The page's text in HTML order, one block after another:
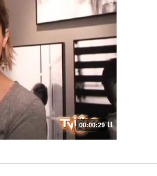
00:00:29